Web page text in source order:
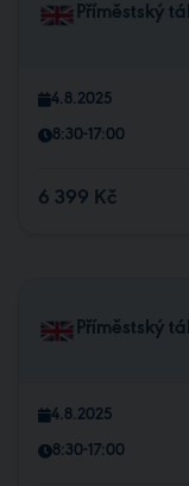
Příměstský
4.8.2025
8:30-17:00
6 399 Kč
Příměstský
4.8.2025
8:30-17:00